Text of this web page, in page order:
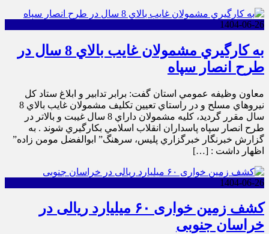
1404-06-26
به کارگيري مشمولان غايب بالاي 8 سال در
طرح انصار سپاه
معاون وظيفه عمومي استان گفت: برابر تدابير و ابلاغ ستاد کل
نيروهاي مسلح و در راستاي تعيين تکليف مشمولان غايب بالاي 8
سال مقرر گرديد، کليه مشمولان داراي 8 سال غيبت و بالاتر در
طرح انصار سپاه پاسداران انقلاب اسلامي بکارگيري شوند . به
گزارش خبرنگار خبرگزاري پليس، سرهنگ” ابوالفضل مومن زاده”
اظهار داشت : […]
1404-06-26
کشف زمین خواری ۶۰ میلیارد ریالی در
خراسان جنوبی